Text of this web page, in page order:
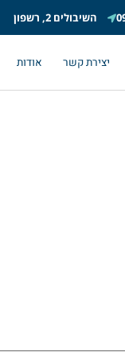
השיבולים 2, רשפון
יצירת קשר אודות